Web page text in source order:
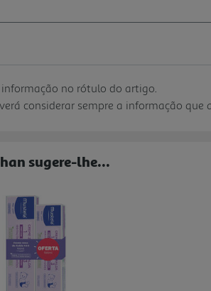
no rótulo do artigo.
considerar sempre a informação que
sugere-lhe...